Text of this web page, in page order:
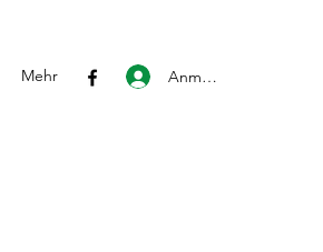
Mehr Anmelden